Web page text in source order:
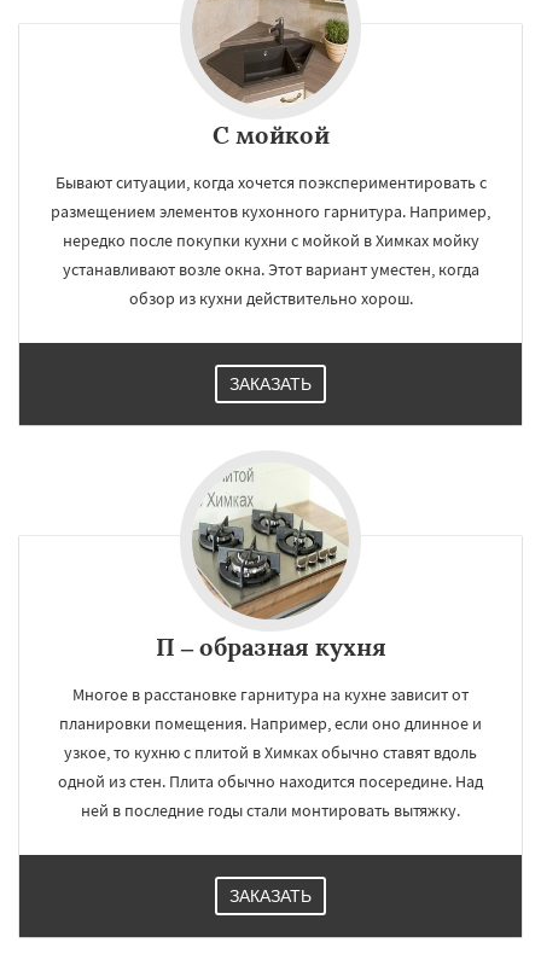
С мойкой
Бывают ситуации, когда хочется поэкспериментировать с
размещением элементов кухонного гарнитура. Например,
нередко после покупки кухни с мойкой в Химках мойку
устанавливают возле окна. Этот вариант уместен, когда
обзор из кухни действительно хорош.
ЗАКАЗАТЬ
П – образная кухня
Многое в расстановке гарнитура на кухне зависит от
планировки помещения. Например, если оно длинное и
узкое, то кухню с плитой в Химках обычно ставят вдоль
одной из стен. Плита обычно находится посередине. Над
ней в последние годы стали монтировать вытяжку.
ЗАКАЗАТЬ